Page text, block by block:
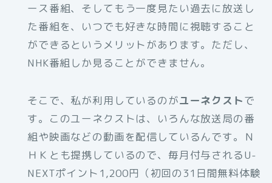
ース番組、そしてもう一度見たい過去に放送し
た番組を、いつでも好きな時間に視聴すること
ができるというメリットがあります。ただし、
NHK番組しか見ることができません。
そこで、私が利用しているのがユーネクストで
す。このユーネクストは、いろんな放送局の番
組や映画などの動画を配信しているんです。Ｎ
ＨＫとも提携しているので、毎月付与されるU-
NEXTポイント1,200円（初回の31日間無料体験